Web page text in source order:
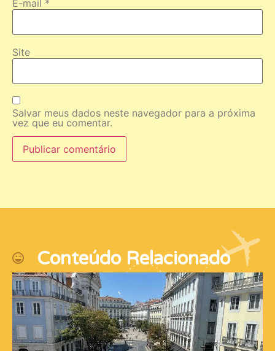
E-mail *
Site
Salvar meus dados neste navegador para a próxima
vez que eu comentar.
Conteúdo Relacionado